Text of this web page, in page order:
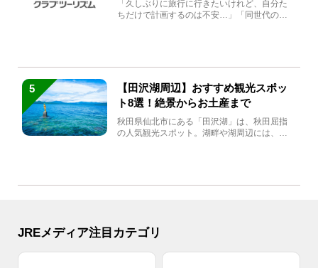
「久しぶりに旅行に行きたいけれど、自分た
ちだけで計画するのは不安…」「同世代の方
5
【田沢湖周辺】おすすめ観光スポッ
ト8選！絶景からお土産まで
秋田県仙北市にある「田沢湖」は、秋田屈指
の人気観光スポット。湖畔や湖周辺には、田
JREメディア注目カテゴリ